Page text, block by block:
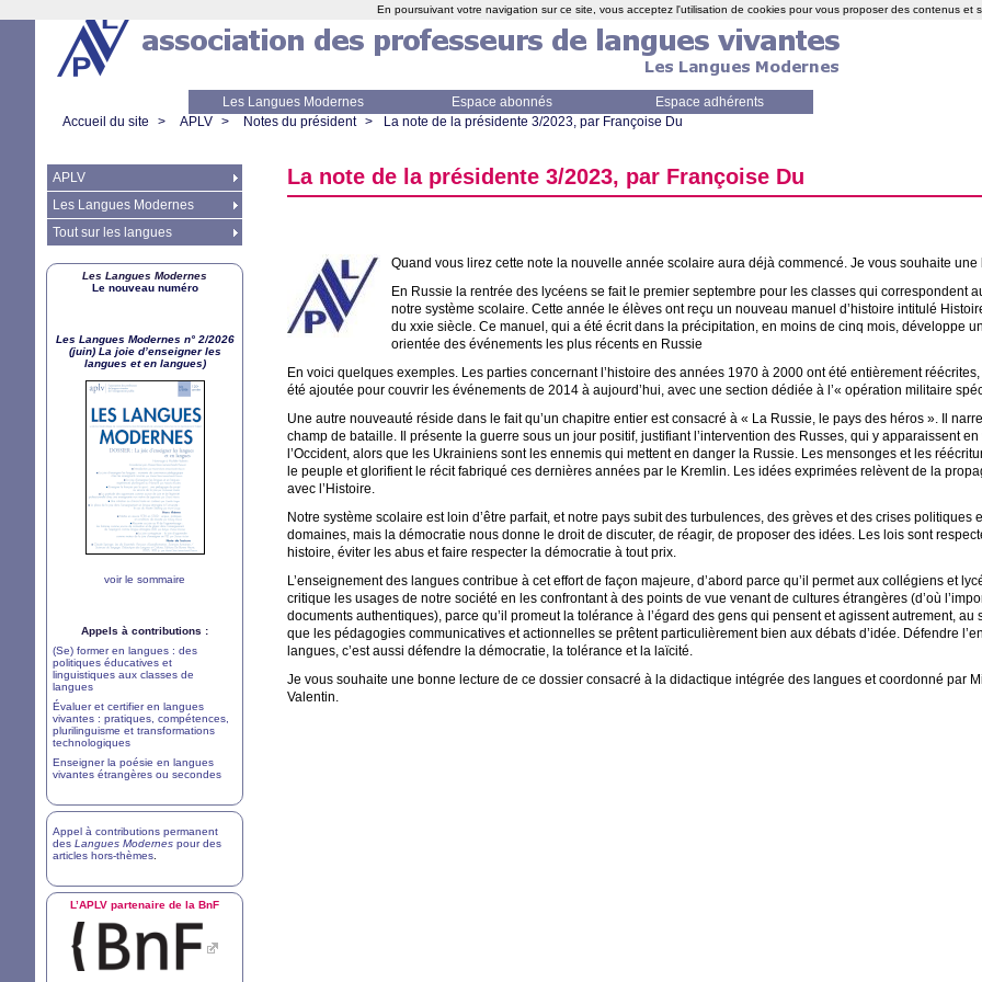
Les Langues Modernes Espace abonnés
Espace adhérents
Accueil du site > APLV > Notes du président > La note de la présidente 3/2023, par Françoise Du
La note de la présidente 3/2023, par Françoise Du
Quand vous lirez cette note la nouvelle année scolaire aura déjà commencé. Je vous souhaite une
En Russie la rentrée des lycéens se fait le premier septembre pour les classes qui correspondent
notre système scolaire. Cette année le élèves ont reçu un nouveau manuel d’histoire intitulé
du xxie siècle. Ce manuel, qui a été écrit dans la précipitation, en moins de cinq mois, développe
orientée des événe­ments les plus récents en Russie
En voici quelques exemples. Les parties concernant l’histoire des années 1970 à 2000 ont été entièrement
été ajoutée pour couvrir les événements de 2014 à aujourd’hui, avec une section dédiée à l’« opération militaire
Une autre nouveauté réside dans le fait qu’un chapitre entier est consacré à « La Russie, le pays des héros ». Il
champ de bataille. Il présente la guerre sous un jour positif, justifiant l’intervention des Russes, qui y apparaissent
l’Occident, alors que les Ukrainiens sont les ennemis qui mettent en danger la Russie. Les mensonges et les
le peuple et glorifient le récit fabriqué ces dernières années par le Kremlin. Les idées exprimées relèvent de la
avec l’Histoire.
Notre système scolaire est loin d’être parfait, et notre pays subit des turbulences, des grèves et des crises politiques
domaines, mais la démocratie nous donne le droit de discuter, de réagir, de proposer des idées. Les lois sont
histoire, éviter les abus et faire respecter la démocratie à tout prix.
L’enseignement des langues contribue à cet effort de façon majeure, d’abord parce qu’il permet aux collégiens et
critique les usages de notre société en les confrontant à des points de vue venant de cultures étrangères (d’où
documents authentiques), parce qu’il promeut la tolérance à l’égard des gens qui pensent et agissent autrement, au
que les pédagogies communicatives et actionnelles se prêtent particulièrement bien aux débats d’idée. Défendre
langues, c’est aussi défendre la démocratie, la tolérance et la laïcité.
Je vous souhaite une bonne lecture de ce dossier consacré à la didactique intégrée des langues et coordonné par
Valentin.
APLV
Les Langues Modernes
Tout sur les langues
Les Langues Modernes
Le nouveau numéro
Les Langues Modernes n° 2/2026
(juin) La joie d’enseigner les
langues et en langues)
voir le sommaire
Appels à contributions :
(Se) former en langues : des
politiques éducatives et
linguistiques aux classes de
langues
Évaluer et certifier en langues
vivantes : pratiques, compétences,
plurilinguisme et transformations
technologiques
Enseigner la poésie en langues
vivantes étrangères ou secondes
Appel à contributions permanent
des Langues Modernes pour des
articles hors-thèmes
L’APLV partenaire de la BnF
En poursuivant votre navigation sur ce site, vous acceptez l'utilisation de cookies pour vous proposer des contenus et